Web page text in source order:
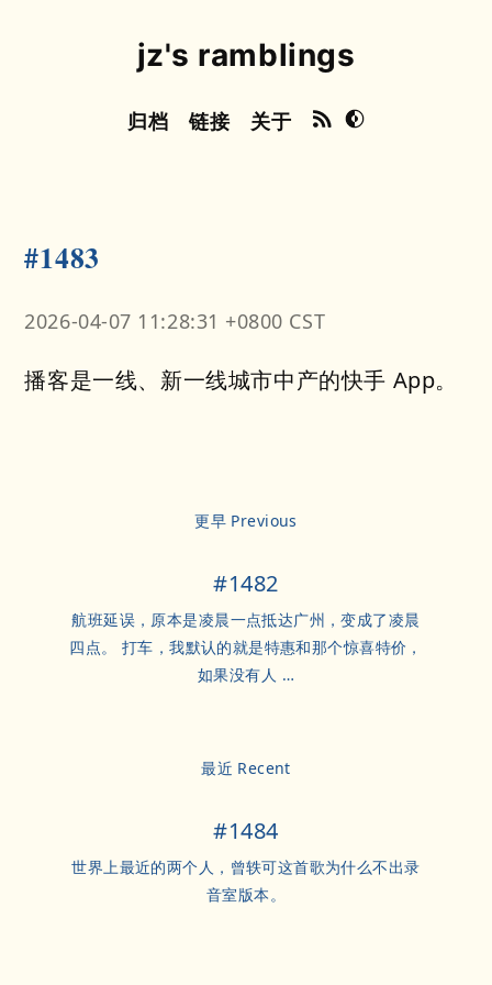
jz's ramblings
归档 链接 关于
#1483
2026-04-07 11:28:31 +0800 CST
播客是一线、新一线城市中产的快手 App。
最近 Recent
#1484
世界上最近的两个人，曾轶可这首歌为什么不出录
音室版本。
更早 Previous
#1482
航班延误，原本是凌晨一点抵达广州，变成了凌晨
四点。 打车，我默认的就是特惠和那个惊喜特价，
如果没有人 …